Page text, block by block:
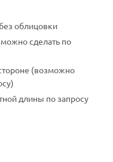
облицовки
сделать по
(возможно
длины по запросу